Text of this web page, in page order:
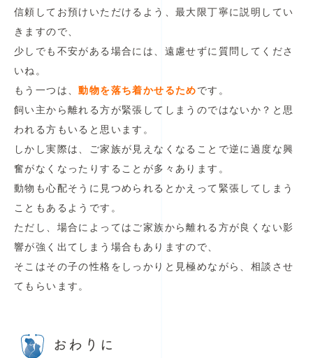
信頼してお預けいただけるよう、最大限丁寧に説明してい
きますので、
少しでも不安がある場合には、遠慮せずに質問してくださ
いね。
もう一つは、動物を落ち着かせるためです。
飼い主から離れる方が緊張してしまうのではないか？と思
われる方もいると思います。
しかし実際は、ご家族が見えなくなることで逆に過度な興
奮がなくなったりすることが多々あります。
動物も心配そうに見つめられるとかえって緊張してしまう
こともあるようです。
ただし、場合によってはご家族から離れる方が良くない影
響が強く出てしまう場合もありますので、
そこはその子の性格をしっかりと見極めながら、相談させ
てもらいます。
おわりに